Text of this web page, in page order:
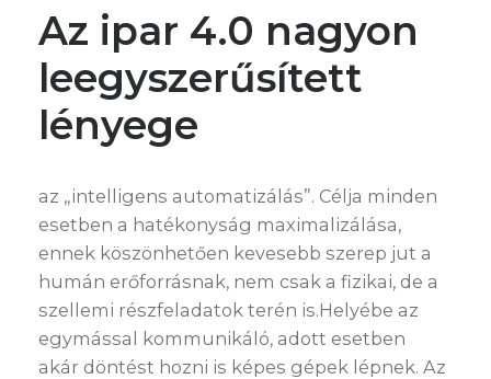
Az ipar 4.0 nagyon
leegyszerűsített
lényege
az „intelligens automatizálás”. Célja minden
esetben a hatékonyság maximalizálása,
ennek köszönhetően kevesebb szerep jut a
humán erőforrásnak, nem csak a fizikai, de a
szellemi részfeladatok terén is.Helyébe az
egymással kommunikáló, adott esetben
akár döntést hozni is képes gépek lépnek. Az